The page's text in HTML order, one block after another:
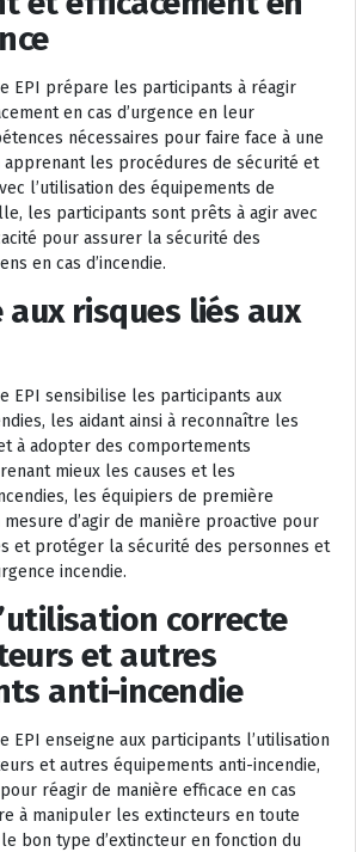
EPI prépare les participants à réagir
en cas d’urgence en leur
nécessaires pour faire face à une
apprenant les procédures de sécurité et
l’utilisation des équipements de
les participants sont prêts à agir avec
pour assurer la sécurité des
en cas d’incendie.
aux risques liés aux
EPI sensibilise les participants aux
les aidant ainsi à reconnaître les
à adopter des comportements
mieux les causes et les
les équipiers de première
d’agir de manière proactive pour
et protéger la sécurité des personnes et
incendie.
correcte
et autres
anti-incendie
EPI enseigne aux participants l’utilisation
et autres équipements anti-incendie,
réagir de manière efficace en cas
à manipuler les extincteurs en toute
bon type d’extincteur en fonction du